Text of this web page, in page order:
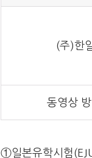
(주)한
동영상
①일본유학시험